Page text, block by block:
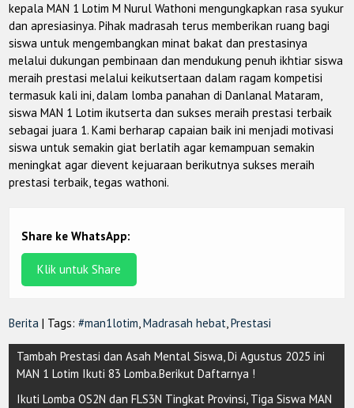
kepala MAN 1 Lotim M Nurul Wathoni mengungkapkan rasa syukur
dan apresiasinya. Pihak madrasah terus memberikan ruang bagi
siswa untuk mengembangkan minat bakat dan prestasinya
melalui dukungan pembinaan dan mendukung penuh ikhtiar siswa
meraih prestasi melalui keikutsertaan dalam ragam kompetisi
termasuk kali ini, dalam lomba panahan di Danlanal Mataram,
siswa MAN 1 Lotim ikutserta dan sukses meraih prestasi terbaik
sebagai juara 1. Kami berharap capaian baik ini menjadi motivasi
siswa untuk semakin giat berlatih agar kemampuan semakin
meningkat agar dievent kejuaraan berikutnya sukses meraih
prestasi terbaik, tegas wathoni.
Share ke WhatsApp:
Klik untuk Share
Berita | Tags:#man1lotim,Madrasah hebat,Prestasi
Post
navigation
Tambah Prestasi dan Asah Mental Siswa, Di Agustus 2025 ini
MAN 1 Lotim Ikuti 83 Lomba.Berikut Daftarnya !
Ikuti Lomba OS2N dan FLS3N Tingkat Provinsi, Tiga Siswa MAN